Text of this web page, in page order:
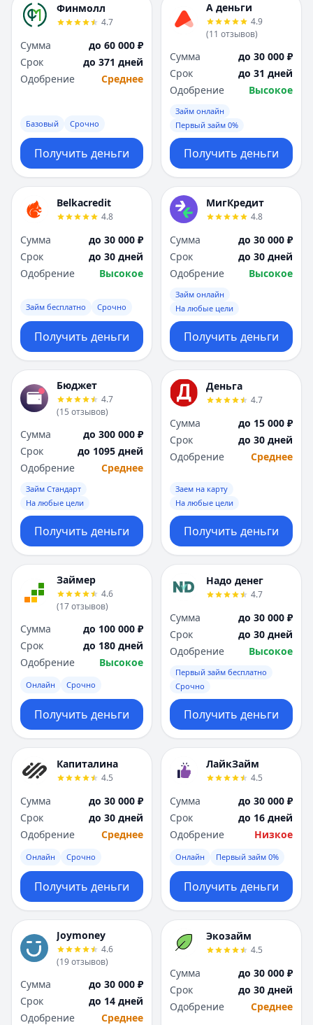
Финмолл
4.7
Сумма
до 60 000 ₽
Срок
до 371 дней
Одобрение
Среднее
Базовый Срочно
Получить деньги
А деньги
4.9
(11 отзывов)
Сумма
до 30 000 ₽
Срок
до 31 дней
Одобрение
Высокое
Займ онлайн
Первый займ 0%
Получить деньги
Belkacredit
4.8
Сумма
до 30 000 ₽
Срок
до 30 дней
Одобрение
Высокое
Займ бесплатно Срочно
Получить деньги
МигКредит
4.8
Сумма
до 30 000 ₽
Срок
до 30 дней
Одобрение
Высокое
Займ онлайн
На любые цели
Получить деньги
Бюджет
4.7
(15 отзывов)
Сумма
до 300 000 ₽
Срок
до 1095 дней
Одобрение
Среднее
Займ Стандарт
На любые цели
Получить деньги
Деньга
4.7
Сумма
до 15 000 ₽
Срок
до 30 дней
Одобрение
Среднее
Заем на карту
На любые цели
Получить деньги
Займер
4.6
(17отзывов)
Сумма
до 100 000 ₽
Срок
до 180 дней
Одобрение
Высокое
Онлайн Срочно
Получить деньги
Надо денег
4.7
Сумма
до 30 000 ₽
Срок
до 30 дней
Одобрение
Высокое
Первый займ бесплатно
Срочно
Получить деньги
Капиталина
4.5
Сумма
до 30 000 ₽
Срок
до 30 дней
Одобрение
Среднее
Онлайн Срочно
Получить деньги
ЛайкЗайм
4.5
Сумма
до 30 000 ₽
Срок
до 16 дней
Одобрение
Низкое
Онлайн Первый займ 0%
Получить деньги
Joymoney
4.6
(19отзывов)
Сумма
до 30 000 ₽
Срок
до 14 дней
Одобрение
Среднее
Экозайм
4.5
Сумма
до 30 000 ₽
Срок
до 30 дней
Одобрение
Среднее